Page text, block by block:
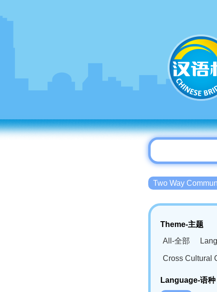
Two Way
Theme-主题
All-全部
Cross Cultural
Language-语种